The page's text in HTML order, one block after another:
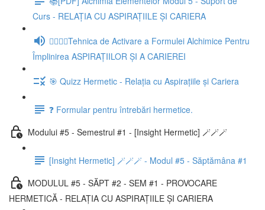
Curs - RELAȚIA CU ASPIRAȚIILE ȘI CARIERA
🧘‍♂️🧘‍♀️Tehnica de Activare a Formulei Alchimice Pentru
Împlinirea ASPIRAȚIILOR ȘI A CARIEREI
🎯 Quizz Hermetic - Relația cu Aspirațiile și Cariera
❓ Formular pentru întrebări hermetice.
Modului #5 - Semestrul #1 - [Insight Hermetic] 🪄🪄🪄
[Insight Hermetic] 🪄🪄🪄 - Modul #5 - Săptămâna #1
MODULUL #5 - SĂPT #2 - SEM #1 - PROVOCARE
HERMETICĂ - RELAȚIA CU ASPIRAȚIILE ȘI CARIERA